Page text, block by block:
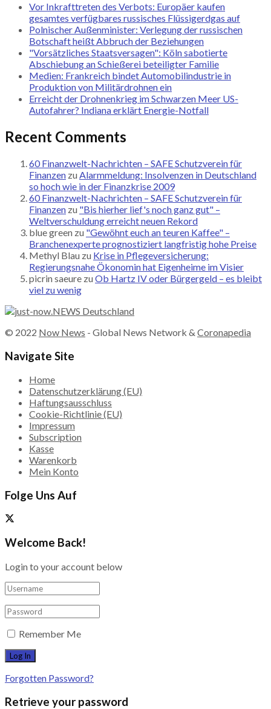
Vor Inkrafttreten des Verbots: Europäer kaufen
gesamtes verfügbares russisches Flüssigerdgas auf
Polnischer Außenminister: Verlegung der russischen
Botschaft heißt Abbruch der Beziehungen
"Vorsätzliches Staatsversagen": Köln sabotierte
Abschiebung an Schießerei beteiligter Familie
Medien: Frankreich bindet Automobilindustrie in
Produktion von Militärdrohnen ein
Erreicht der Drohnenkrieg im Schwarzen Meer US-
Autofahrer? Indiana erklärt Energie-Notfall
Recent Comments
60 Finanzwelt-Nachrichten – SAFE Schutzverein für
Finanzen zu Alarmmeldung: Insolvenzen in Deutschland
so hoch wie in der Finanzkrise 2009
60 Finanzwelt-Nachrichten – SAFE Schutzverein für
Finanzen zu "Bis hierher lief's noch ganz gut" –
Weltverschuldung erreicht neuen Rekord
blue green zu "Gewöhnt euch an teuren Kaffee" –
Branchenexperte prognostiziert langfristig hohe Preise
Methyl Blau zu Krise in Pflegeversicherung:
Regierungsnahe Ökonomin hat Eigenheime im Visier
picrin saeure zu Ob Hartz IV oder Bürgergeld – es bleibt
viel zu wenig
© 2022 Now News - Global News Network & Coronapedia
Navigate Site
Home
Datenschutzerklärung (EU)
Haftungsausschluss
Cookie-Richtlinie (EU)
Impressum
Subscription
Kasse
Warenkorb
Mein Konto
Folge Uns Auf
Welcome Back!
Login to your account below
Remember Me
Forgotten Password?
Retrieve your password